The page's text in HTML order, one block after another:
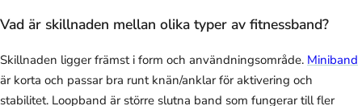
Vad är skillnaden mellan olika typer av fitnessband?
Skillnaden ligger främst i form och användningsområde. Miniband
är korta och passar bra runt knän/anklar för aktivering och
stabilitet. Loopband är större slutna band som fungerar till fler